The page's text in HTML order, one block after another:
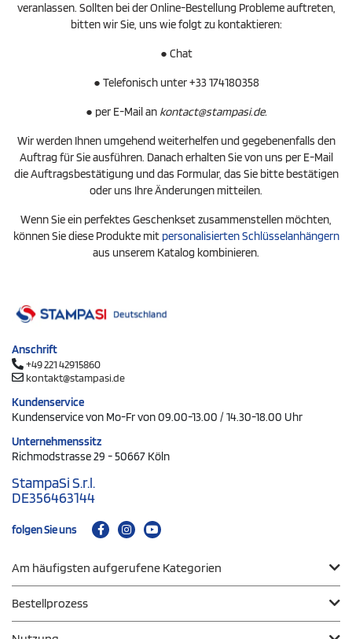
veranlassen. Sollten bei der Online-Bestellung Probleme auftreten,
bitten wir Sie, uns wie folgt zu kontaktieren:
● Chat
● Telefonisch unter +33 174180358
● per E-Mail an kontact@stampasi.de.
Wir werden Ihnen umgehend weiterhelfen und gegebenenfalls den
Auftrag für Sie ausführen. Danach erhalten Sie von uns per E-Mail
die Auftragsbestätigung und das Formular, das Sie bitte bestätigen
oder uns Ihre Änderungen mitteilen.
Wenn Sie ein perfektes Geschenkset zusammenstellen möchten,
können Sie diese Produkte mit personalisierten Schlüsselanhängern
aus unserem Katalog kombinieren.
Anschrift
+49 221 42915860
kontakt@stampasi.de
Kundenservice
Kundenservice von Mo-Fr von 09.00-13.00 / 14.30-18.00 Uhr
Unternehmenssitz
Richmodstrasse 29 - 50667 Köln
StampaSi S.r.l.
DE356463144
folgen Sie uns
Am häufigsten aufgerufene Kategorien
Bestellprozess